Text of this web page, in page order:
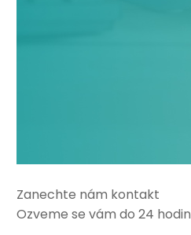
Zanechte nám kontakt
Ozveme se vám do 24 hodin